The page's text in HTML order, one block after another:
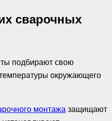
сварочных
подбирают свою
окружающего
монтажа защищают